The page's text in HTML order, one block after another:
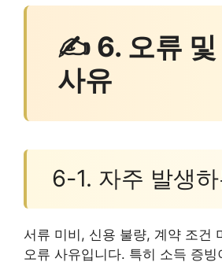
✍ 6. 오류 및
사유
6-1. 자주 발생
서류 미비, 신용 불량, 계약 조건
오류 사유입니다. 특히 소득 증빙